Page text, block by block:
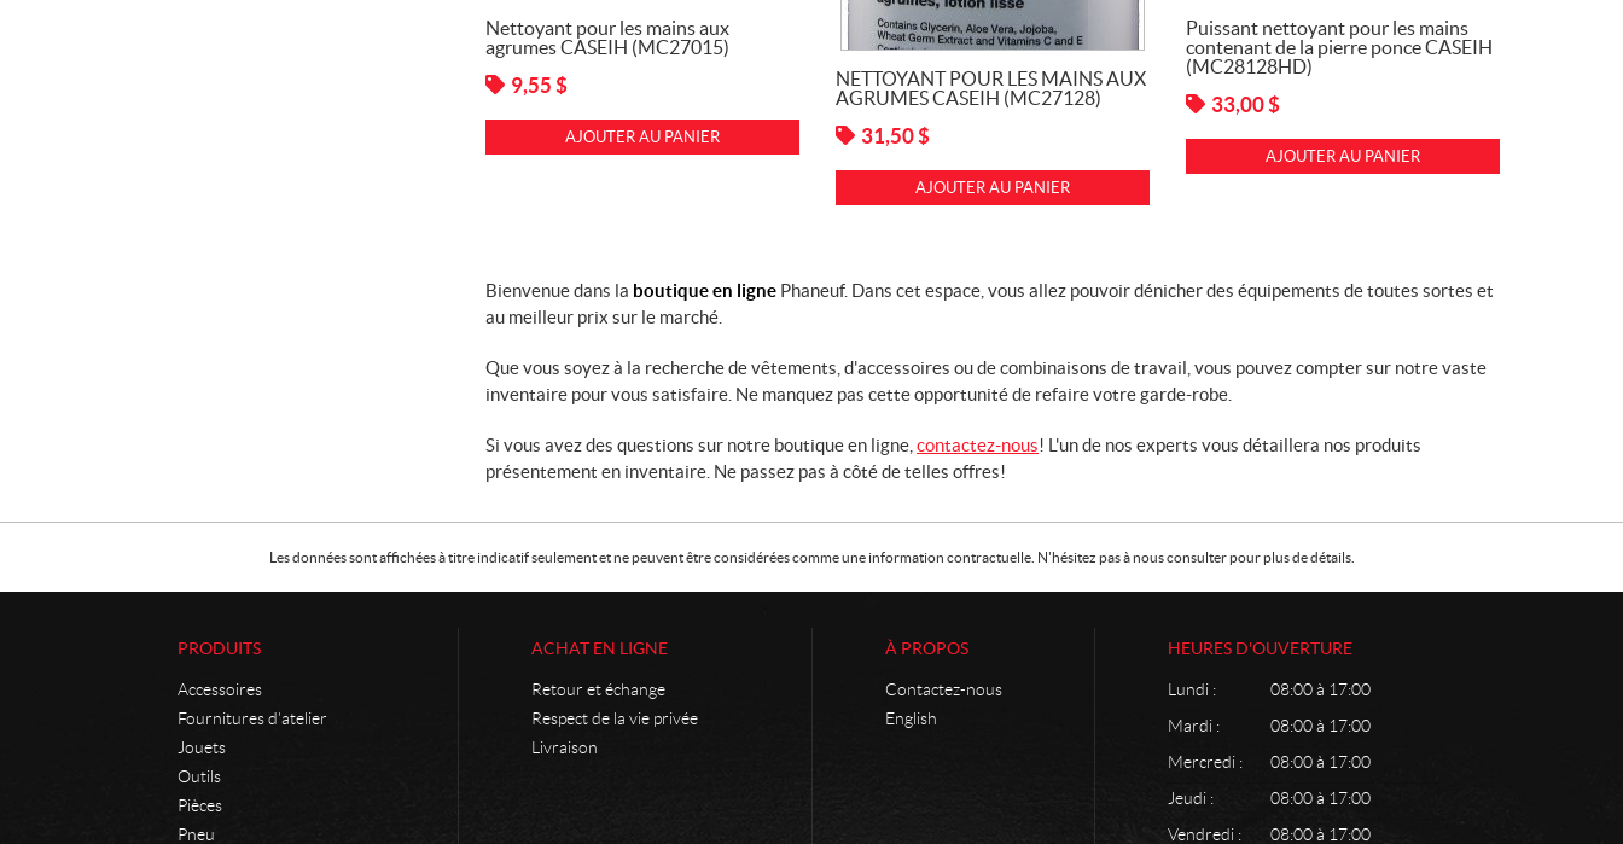
Nettoyant pour les mains aux
agrumes CASEIH (MC27015)
9,55 $
AJOUTER AU PANIER
NETTOYANT POUR LES MAINS AUX
AGRUMES CASEIH (MC27128)
31,50$
AJOUTER AU PANIER
Puissant nettoyant pour les mains
contenant de la pierre ponce CASEIH
(MC28128HD)
33,00$
AJOUTER AU PANIER
Bienvenue dans la boutique en ligne Phaneuf. Dans cet espace, vous allez pouvoir dénicher des équipements de toutes sortes et
au meilleur prix sur le marché.
Que vous soyez à la recherche de vêtements, d'accessoires ou de combinaisons de travail, vous pouvez compter sur notre vaste
inventaire pour vous satisfaire. Ne manquez pas cette opportunité de refaire votre garde-robe.
Si vous avez des questions sur notre boutique en ligne, contactez-nous! L'un de nos experts vous détaillera nos produits
présentement en inventaire. Ne passez pas à côté de telles offres!
Les données sont affichées à titre indicatif seulement et ne peuvent être considérées comme une information contractuelle. N'hésitez pas à nous consulter pour plus de détails.
PRODUITS
Accessoires
Fournitures d'atelier
Jouets
Outils
Pièces
Pneu
ACHAT EN LIGNE
Retour et échange
Respect de la vie privée
Livraison
À PROPOS
Contactez-nous
English
HEURES D'OUVERTURE
Lundi :
08:00 à 17:00
Mardi :
08:00 à 17:00
Mercredi :
08:00 à 17:00
Jeudi :
08:00 à 17:00
Vendredi :
08:00 à 17:00